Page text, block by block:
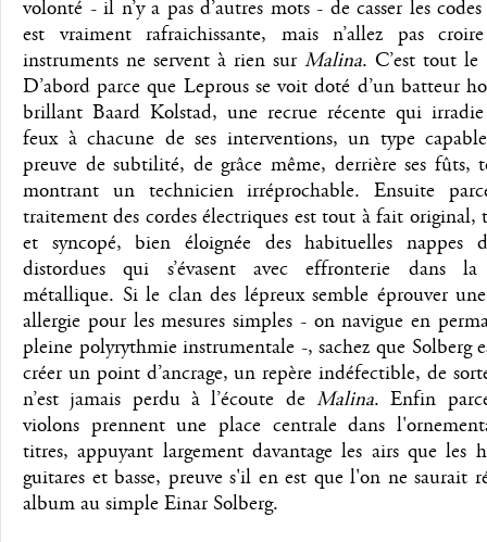
volonté - il n’y a pas d’autres mots - de casser les
est vraiment rafraichissante, mais n’allez pas
instruments ne servent à rien surMalina. C’est tout le
D’abord parce que Leprous se voit doté d’un batteur
brillant Baard Kolstad, une recrue récente qui
feux à chacune de ses interventions, un type
preuve de subtilité, de grâce même, derrière ses fûts,
montrant un technicien irréprochable. Ensuite
traitement des cordes électriques est tout à fait original,
et syncopé, bien éloignée des habituelles nappes
distordues qui s’évasent avec effronterie dans la
métallique. Si le clan des lépreux semble éprouver
allergie pour les mesures simples - on navigue en
pleine polyrythmie instrumentale -, sachez que Solberg
créer un point d’ancrage, un repère indéfectible, de
n’est jamais perdu à l’écoute deMalina. Enfin
violons prennent une place centrale dans
titres, appuyant largement davantage les airs que les
guitares et basse, preuve s'il en est que l'on ne saurait
album au simple Einar Solberg.